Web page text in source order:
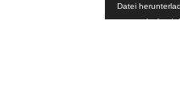
Datei
content/